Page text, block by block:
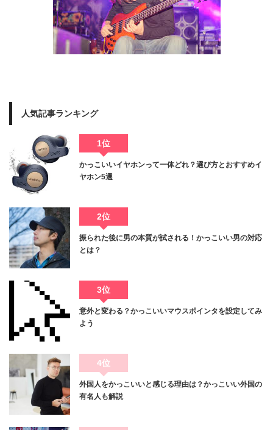
人気記事ランキング
1位
かっこいいイヤホンって一体どれ？選び方とおすすめイ
ヤホン5選
2位
振られた後に男の本質が試される！かっこいい男の対応
とは？
3位
意外と変わる？かっこいいマウスポインタを設定してみ
よう
4位
外国人をかっこいいと感じる理由は？かっこいい外国の
有名人も解説